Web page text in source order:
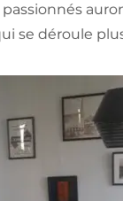
se déroule